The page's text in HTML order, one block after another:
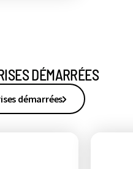
DÉMARRÉES
démarrées